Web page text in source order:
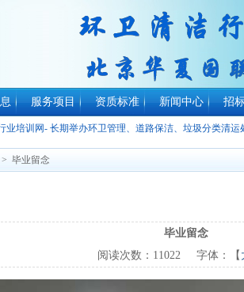
服务项目 资质标准 新闻中心 招
业培训网- 长期举办环卫管理、道路保洁、垃圾分类清
> 毕业留念
毕业留念
阅读次数： 11022字体：【